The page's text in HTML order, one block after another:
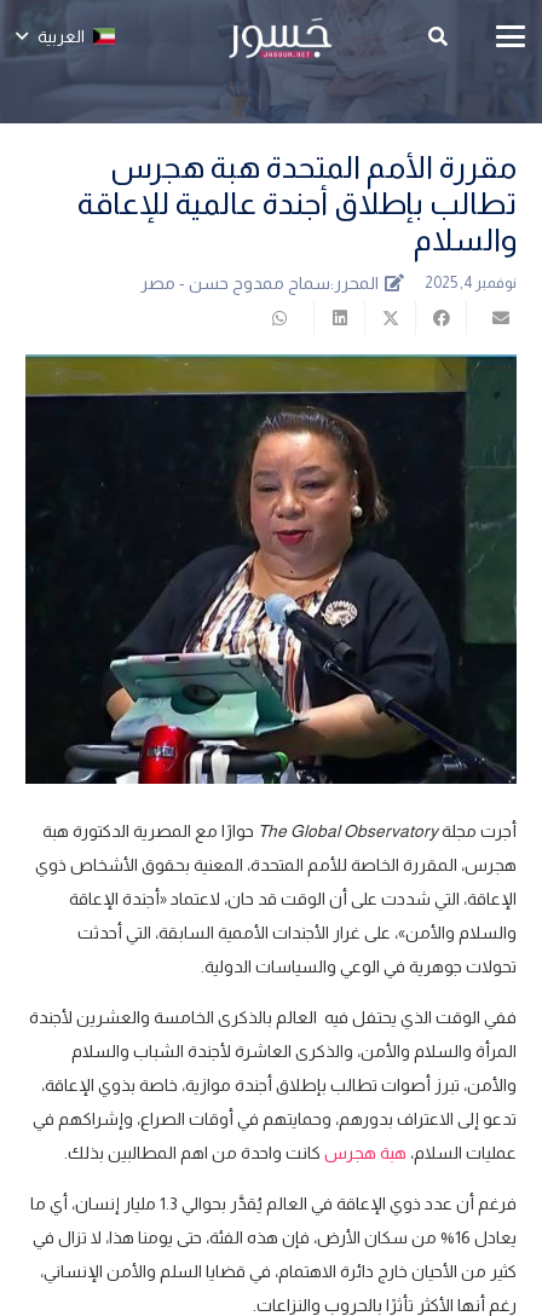
العربية
مقررة الأمم المتحدة هبة هجرس
تطالب بإطلاق أجندة عالمية للإعاقة
والسلام
نوفمبر 4, 2025 المحرر:سماح ممدوح حسن - مصر
أجرت مجلةThe Global Observatory حوارًا مع المصرية الدكتورة هبة
هجرس، المقررة الخاصة للأمم المتحدة، المعنية بحقوق الأشخاص ذوي
الإعاقة، التي شددت على أن الوقت قد حان، لاعتماد «أجندة الإعاقة
والسلام والأمن»، على غرار الأجندات الأممية السابقة، التي أحدثت
تحولات جوهرية في الوعي والسياسات الدولية.
ففي الوقت الذي يحتفل فيه العالم بالذكرى الخامسة والعشرين لأجندة
المرأة والسلام والأمن، والذكرى العاشرة لأجندة الشباب والسلام
والأمن، تبرز أصوات تطالب بإطلاق أجندة موازية، خاصة بذوي الإعاقة،
تدعو إلى الاعتراف بدورهم، وحمايتهم في أوقات الصراع، وإشراكهم في
عمليات السلام، هبة هجرس كانت واحدة من اهم المطالبين بذلك.
فرغم أن عدد ذوي الإعاقة في العالم يُقدَّر بحوالي 1.3 مليار إنسان، أي ما
يعادل 16% من سكان الأرض، فإن هذه الفئة، حتى يومنا هذا، لا تزال في
كثير من الأحيان خارج دائرة الاهتمام، في قضايا السلم والأمن الإنساني،
رغم أنها الأكثر تأثرًا بالحروب والنزاعات.